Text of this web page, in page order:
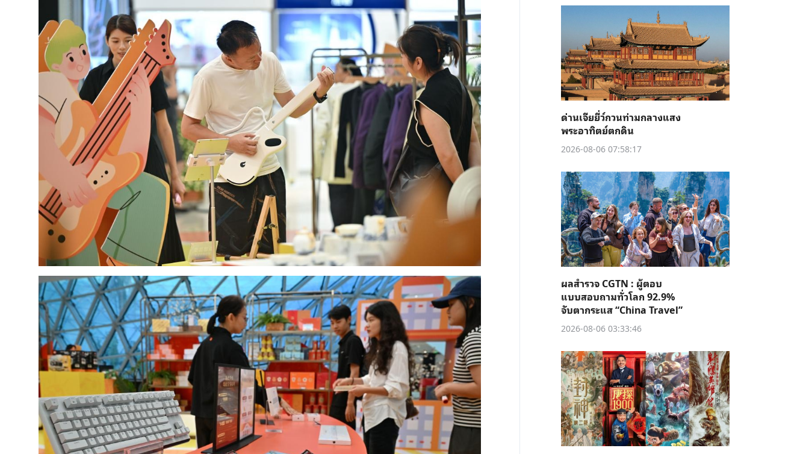
ด่านเจียยี่ว์กวนท่ามกลางแสง
พระอาทิตย์ตกดิน
2026-08-06 07:58:17
ผลสำรวจ CGTN : ผู้ตอบ
แบบสอบถามทั่วโลก 92.9%
จับตากระแส “China Travel”
2026-08-06 03:33:46